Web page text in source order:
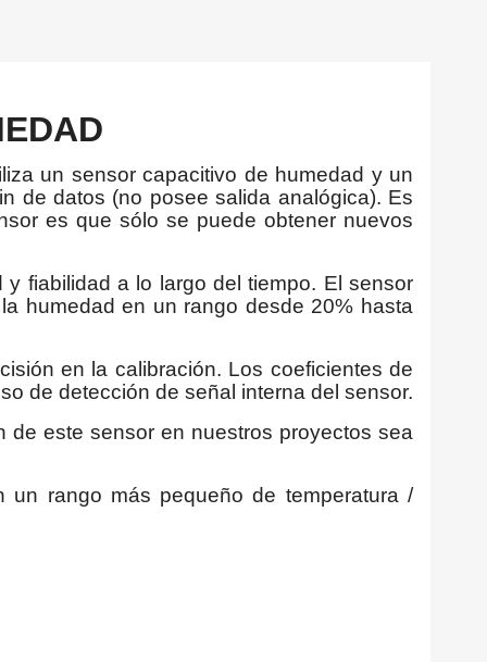
un sensor capacitivo de humedad y un
de datos (no posee salida analógica). Es
es que sólo se puede obtener nuevos
fiabilidad a lo largo del tiempo. El sensor
humedad en un rango desde 20% hasta
en la calibración. Los coeficientes de
de detección de señal interna del sensor.
este sensor en nuestros proyectos sea
rango más pequeño de temperatura /